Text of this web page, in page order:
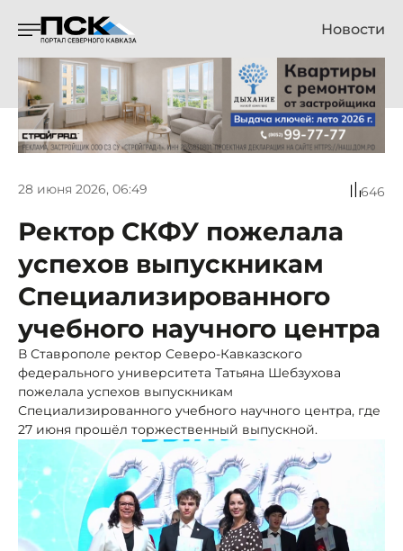
Новости
28 июня 2026, 06:49 646
Ректор СКФУ пожелала
успехов выпускникам
Специализированного
учебного научного центра
В Ставрополе ректор Северо-Кавказского
федерального университета Татьяна Шебзухова
пожелала успехов выпускникам
Специализированного учебного научного центра, где
27 июня прошёл торжественный выпускной.